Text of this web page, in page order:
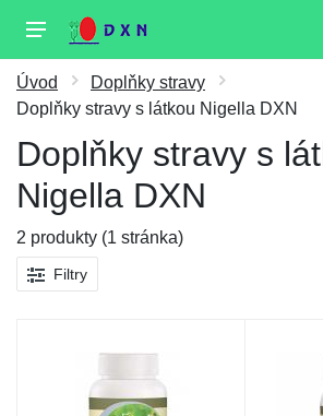
Úvod
Doplňky stravy
Doplňky stravy s látkou Nigella DXN
Doplňky stravy s
Nigella DXN
2 produkty (1 stránka)
Filtry